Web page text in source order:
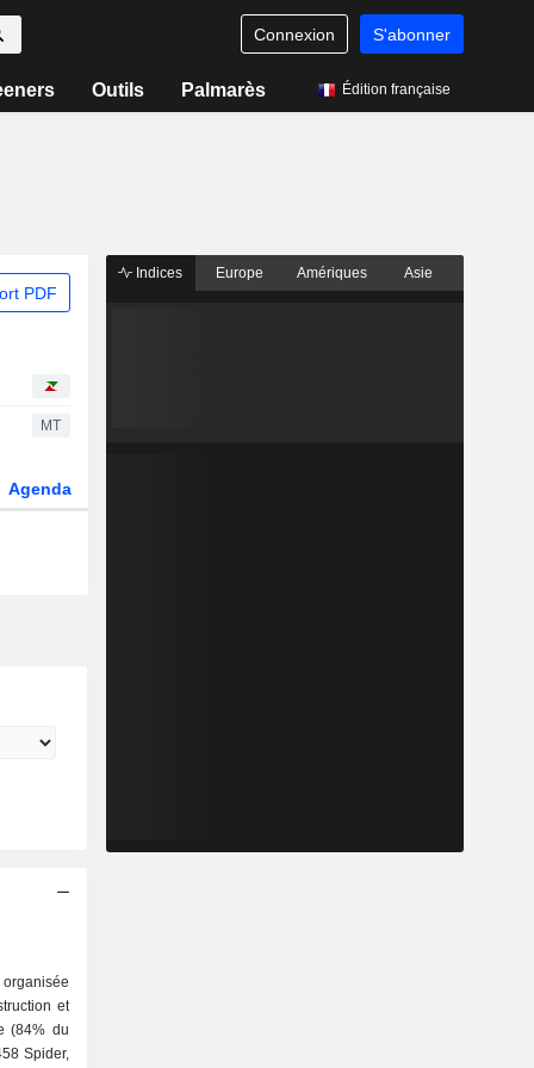
Connexion S'abonner
Outils Palmarès Édition française
PDF
MT
Agenda
(84% du
Spider,
Indices Europe Amériques Asie